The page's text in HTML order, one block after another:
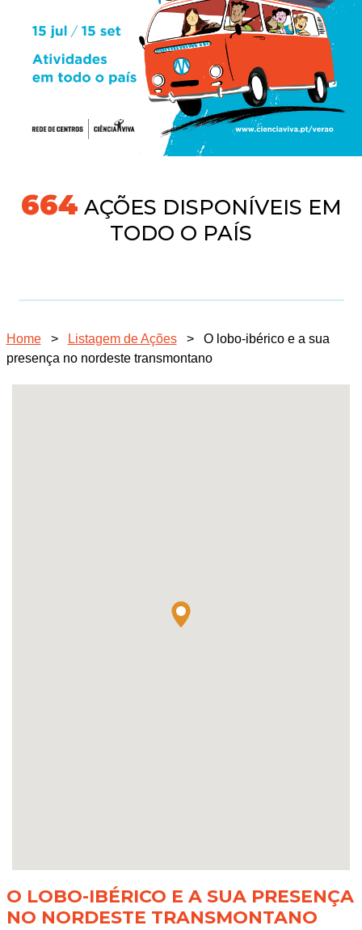
718AÇÕES DISPONÍVEIS EM
TODO O PAÍS
Home > Listagem de Ações >
O lobo-ibérico e a sua
presença no nordeste transmontano
O LOBO-IBÉRICO E A SUA PRESENÇA
NO NORDESTE TRANSMONTANO